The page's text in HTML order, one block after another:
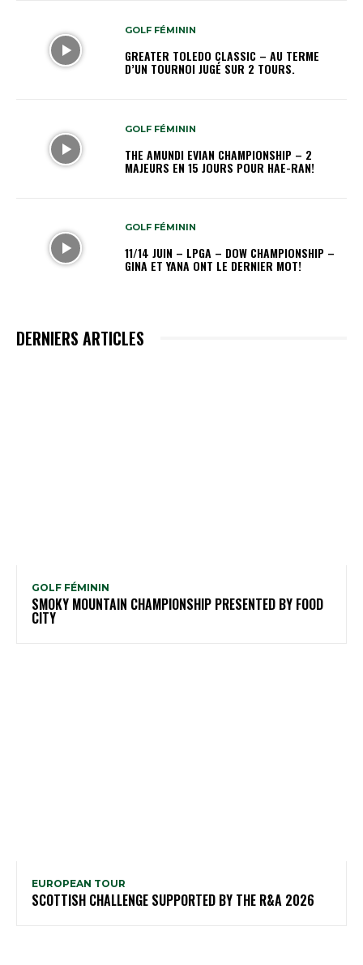
GOLF FÉMININ
GREATER TOLEDO CLASSIC – AU TERME
D’UN TOURNOI JUGÉ SUR 2 TOURS.
GOLF FÉMININ
THE AMUNDI EVIAN CHAMPIONSHIP – 2
MAJEURS EN 15 JOURS POUR HAE-RAN!
GOLF FÉMININ
11/14 JUIN – LPGA – DOW CHAMPIONSHIP –
GINA ET YANA ONT LE DERNIER MOT!
DERNIERS ARTICLES
GOLF FÉMININ
SMOKY MOUNTAIN CHAMPIONSHIP PRESENTED BY FOOD
CITY
EUROPEAN TOUR
SCOTTISH CHALLENGE SUPPORTED BY THE R&A 2026